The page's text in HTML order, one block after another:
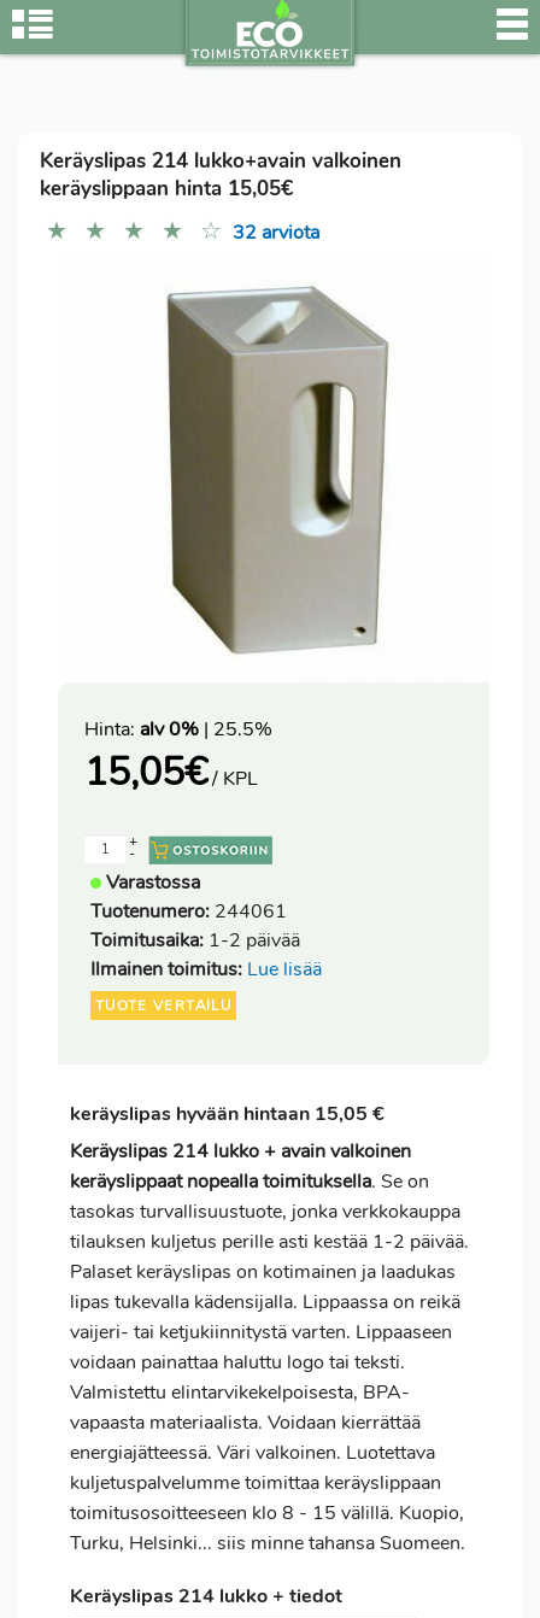
Keräyslipas 214 lukko+avain valkoinen
keräyslippaan hinta 15,05€
★ ★ ★ ★ ☆ 32 arviota
Hinta: alv 0% | 25.5%
15,05€/ KPL
-
+
Varastossa
Tuotenumero: 244061
Toimitusaika: 1-2 päivää
Ilmainen toimitus: Lue lisää
TUOTE VERTAILU
keräyslipas hyvään hintaan 15,05 €
Keräyslipas 214 lukko + avain valkoinen
keräyslippaat nopealla toimituksella. Se on
tasokas turvallisuustuote, jonka verkkokauppa
tilauksen kuljetus perille asti kestää 1-2 päivää.
Palaset keräyslipas on kotimainen ja laadukas
lipas tukevalla kädensijalla. Lippaassa on reikä
vaijeri- tai ketjukiinnitystä varten. Lippaaseen
voidaan painattaa haluttu logo tai teksti.
Valmistettu elintarvikekelpoisesta, BPA-
vapaasta materiaalista. Voidaan kierrättää
energiajätteessä. Väri valkoinen. Luotettava
kuljetuspalvelumme toimittaa keräyslippaan
toimitusosoitteeseen klo 8 - 15 välillä. Kuopio,
Turku, Helsinki... siis minne tahansa Suomeen.
Keräyslipas 214 lukko + tiedot